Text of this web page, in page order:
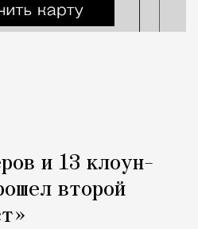
и 13 клоун-
второй